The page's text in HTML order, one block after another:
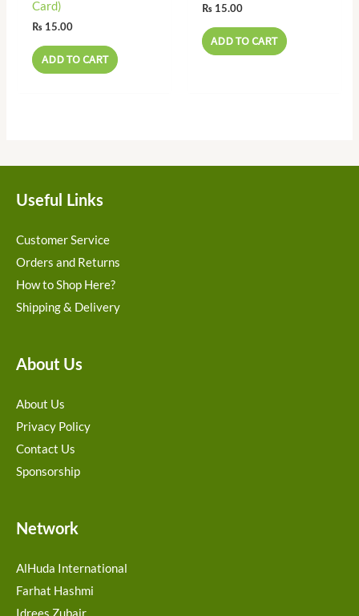
Card)
₨15.00
ADD TO CART
₨15.00
ADD TO CART
Useful Links
Customer Service
Orders and Returns
How to Shop Here?
Shipping & Delivery
About Us
About Us
Privacy Policy
Contact Us
Sponsorship
Network
AlHuda International
Farhat Hashmi
Idrees Zubair